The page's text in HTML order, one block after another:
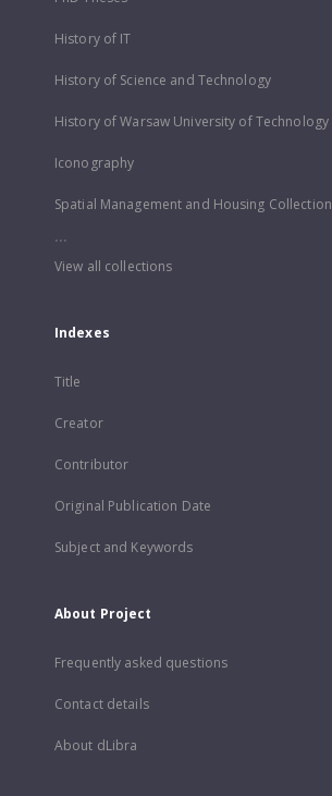
History of IT
History of Science and Technology
History of Warsaw University of Technology
Iconography
Spatial Management and Housing Collection
...
View all collections
Indexes
Title
Creator
Contributor
Original Publication Date
Subject and Keywords
About Project
Frequently asked questions
Contact details
About dLibra